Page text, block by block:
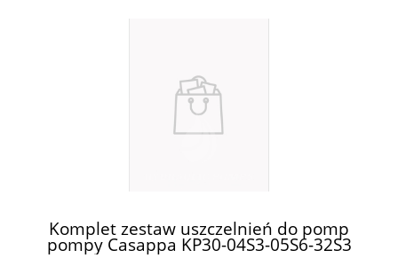
Komplet zestaw uszczelnień do pomp
pompy Casappa KP30-04S3-05S6-32S3